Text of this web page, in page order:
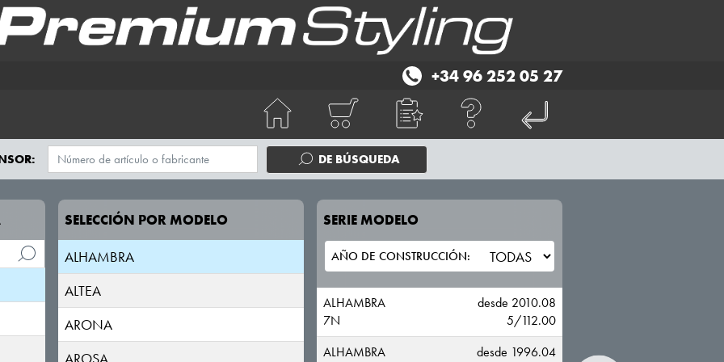
+34 96 252 05 27
DE BÚSQUEDA
SELECCIÓN POR MODELO
ALHAMBRA
ALTEA
ARONA
SERIE MODELO
ALHAMBRA
7N
desde 2010.08
5/112.00
ALHAMBRA
desde 1996.04